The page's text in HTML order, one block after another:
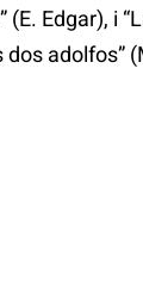
Edgar), i
dos adolfos”